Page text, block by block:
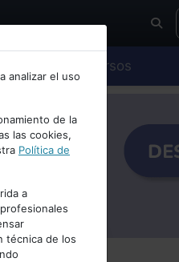
Cancelar
Cursos
analizar el uso
de la
las cookies,
Política de
a
técnica de los